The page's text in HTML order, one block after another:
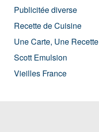
Publicitée diverse
Recette de Cuisine
Une Carte, Une Recette
Scott Emulsion
Vieilles France